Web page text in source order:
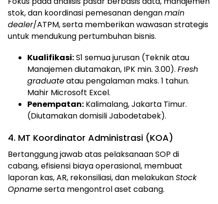
stok, dan koordinasi pemesanan denganmain
dealer/ATPM, serta memberikan wawasan strategis
untuk mendukung pertumbuhan bisnis.
Kualifikasi:S1 semua jurusan (Teknik atau
Manajemen diutamakan, IPK min. 3.00). Fresh
graduateatau pengalaman maks. 1 tahun.
Mahir Microsoft Excel.
Penempatan: Kalimalang, Jakarta Timur.
(Diutamakan domisili Jabodetabek).
4. MT Koordinator Administrasi (KOA)
Bertanggung jawab atas pelaksanaan SOP di
cabang, efisiensi biaya operasional, membuat
laporan kas, AR, rekonsiliasi, dan melakukanStock
Opnameserta mengontrol aset cabang.